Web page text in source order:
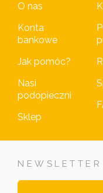
O nas
Konta
bankowe
Jak pomóc?
Nasi
podopieczni
Sklep
NEWSLETTER